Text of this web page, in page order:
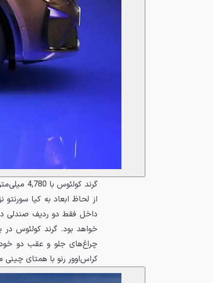
از لحاظ ابعاد به کیا سورنتو
داخل فقط دو ردیف صندلی
خواهد بود. گرند کولئوس در
چراغ‌های جلو و عقب دو
کراس‌اوور رنو با همتای